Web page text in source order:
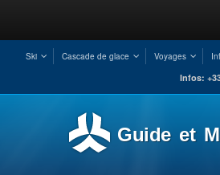
Ski Cascade de glace Voyages
Infos:
Guide et